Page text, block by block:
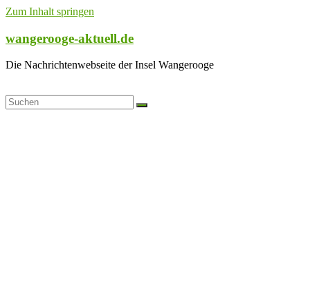
Zum Inhalt springen
wangerooge-aktuell.de
Die Nachrichtenwebseite der Insel Wangerooge